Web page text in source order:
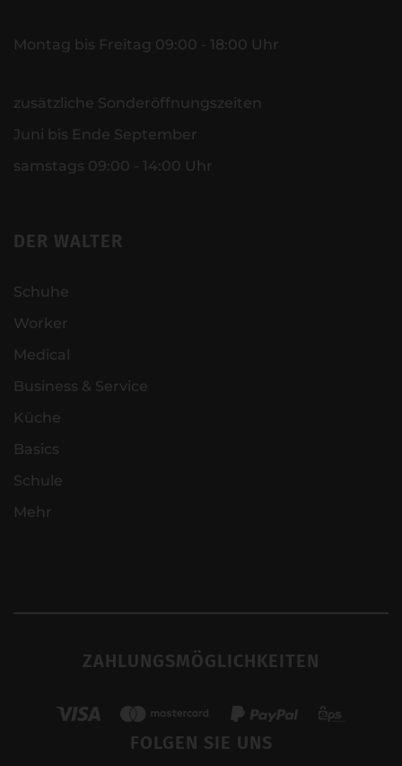
Montag bis Freitag 09:00 - 18:00 Uhr
zusätzliche Sonderöffnungszeiten
Juni bis Ende September
samstags 09:00 - 14:00 Uhr
DER WALTER
Schuhe
Worker
Medical
Business & Service
Küche
Basics
Schule
Mehr
ZAHLUNGSMÖGLICHKEITEN
FOLGEN SIE UNS